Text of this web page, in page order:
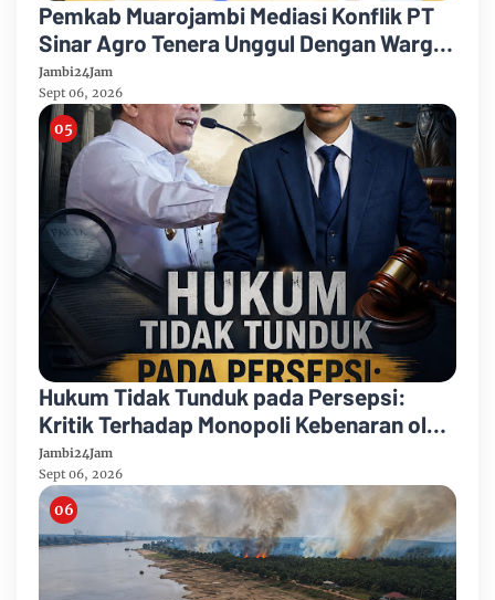
Pemkab Muarojambi Mediasi Konflik PT
Sinar Agro Tenera Unggul Dengan Warga
Sipin Teluk Duren
Jambi24Jam
Sept 06, 2026
Hukum Tidak Tunduk pada Persepsi:
Kritik Terhadap Monopoli Kebenaran oleh
Media dan Aktivis
Jambi24Jam
Sept 06, 2026